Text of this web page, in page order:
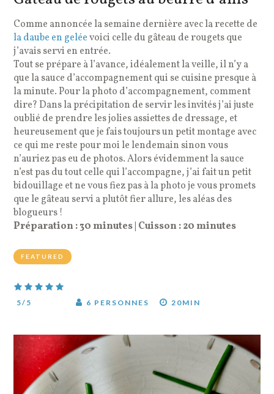
Comme annoncée la semaine dernière avec la recette de
la daube en geléevoici celle du gâteau de rougets que
j’avais servi en entrée.
Tout se prépare à l’avance, idéalement la veille, il n’y a
que la sauce d’accompagnement qui se cuisine presque à
la minute. Pour la photo d’accompagnement, comment
dire? Dans la précipitation de servir les invités j’ai juste
oublié de prendre les jolies assiettes de dressage, et
heureusement que je fais toujours un petit montage avec
ce qui me reste pour moi le lendemain sinon vous
n’auriez pas eu de photos. Alors évidemment la sauce
n’est pas du tout celle qui l’accompagne, j’ai fait un petit
bidouillage et ne vous fiez pas à la photo je vous promets
que le gâteau servi a plutôt fier allure, les aléas des
blogueurs !
Préparation : 30 minutes | Cuisson : 20 minutes
FEATURED
5/5 6 PERSONNES 20MIN